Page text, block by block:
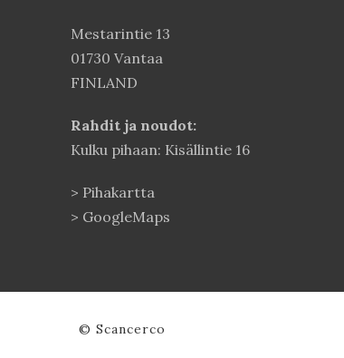
Mestarintie 13
01730 Vantaa
FINLAND
Rahdit ja noudot:
Kulku pihaan: Kisällintie 16
> Pihakartta
> GoogleMaps
© Scancerco